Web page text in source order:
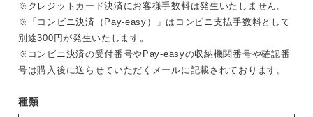
※クレジットカード決済にお客様手数料は発生いたしません。
※「コンビニ決済（Pay-easy）」はコンビニ支払手数料として
別途300円が発生いたします。
※コンビニ決済の受付番号やPay-easyの収納機関番号や確認番
号は購入後に送らせていただくメールに記載されております。
種類